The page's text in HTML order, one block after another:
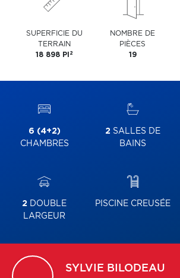
SUPERFICIE DU
TERRAIN
18 898 PI 2
NOMBRE DE
PIÈCES
19
6 (4+2)
CHAMBRES
2 SALLES DE
BAINS
2 DOUBLE
LARGEUR
PISCINE CREUSÉE
SYLVIE BILODEAU